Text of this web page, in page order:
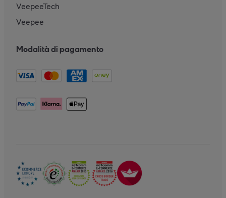
VeepeeTech
Veepee
Modalità di pagamento